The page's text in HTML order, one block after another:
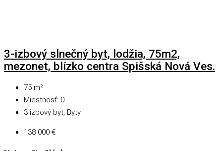
3-izbový slnečný byt, lodžia, 75m2,
mezonet, blízko centra Spišská Nová Ves.
75 m²
Miestnosť: 0
3 izbový byt, Byty
138 000 €